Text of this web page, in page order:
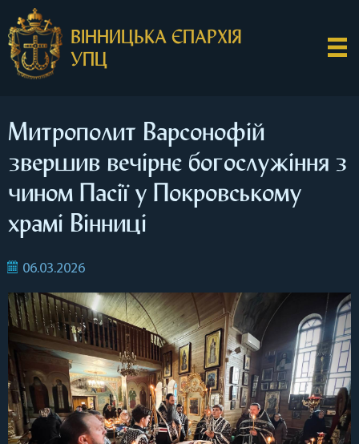
ВІННИЦЬКА ЄПАРХІЯ
УПЦ
Митрополит Варсонофій
звершив вечірнє богослужіння з
чином Пасії у Покровському
храмі Вінниці
06.03.2026